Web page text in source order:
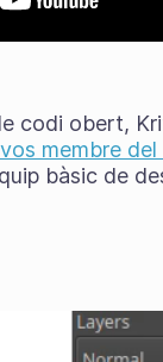
codi obert,
membre
bàsic de